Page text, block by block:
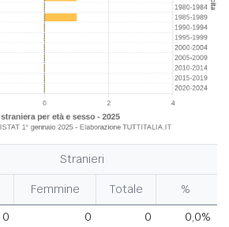
Stranieri
Femmine Totale
%
0 0 0
0,0%